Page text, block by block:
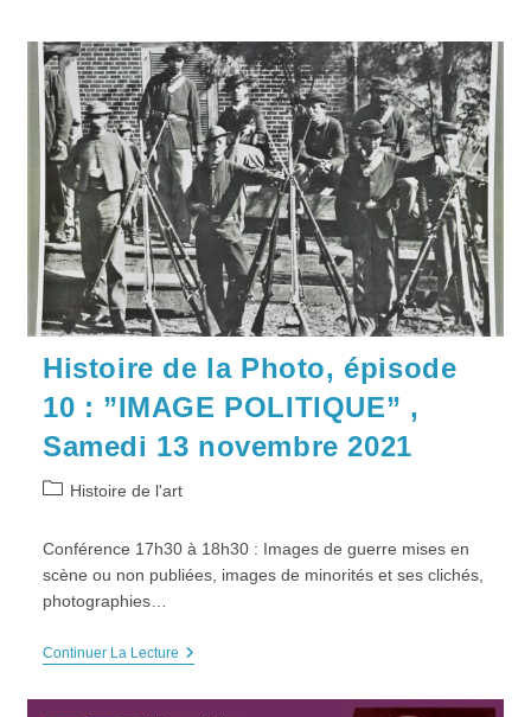
Histoire de la Photo, épisode
10 : ”IMAGE POLITIQUE” ,
Samedi 13 novembre 2021
PostHistoire de l'art
Conférence 17h30 à 18h30 : Images de guerre mises en
scène ou non publiées, images de minorités et ses clichés,
photographies…
Continuer La LectureHistoire